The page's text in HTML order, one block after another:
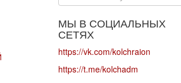
МЫ В СОЦИАЛЬНЫХ
СЕТЯХ
https://vk.com/kolchraion
https://t.me/kolchadm